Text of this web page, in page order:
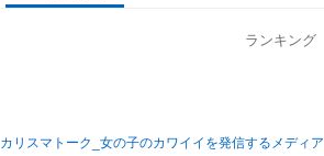
ランキング
カリスマトーク_女の子のカワイイを発信するメディア